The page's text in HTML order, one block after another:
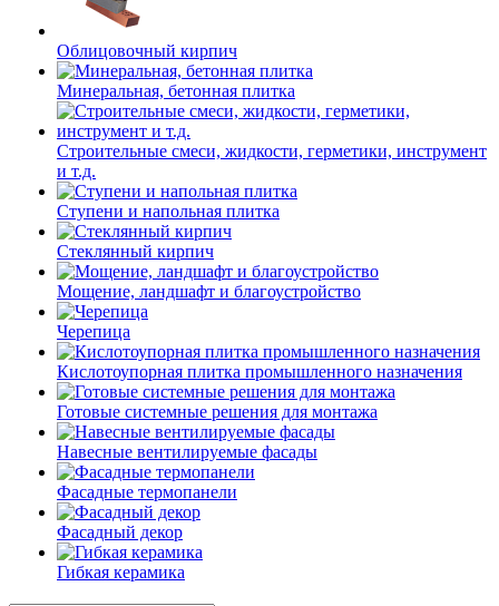
Облицовочный кирпич
Минеральная, бетонная плитка
Строительные смеси, жидкости, герметики, инструмент
и т.д.
Ступени и напольная плитка
Cтеклянный кирпич
Мощение, ландшафт и благоустройство
Черепица
Кислотоупорная плитка промышленного назначения
Готовые системные решения для монтажа
Навесные вентилируемые фасады
Фасадные термопанели
Фасадный декор
Гибкая керамика